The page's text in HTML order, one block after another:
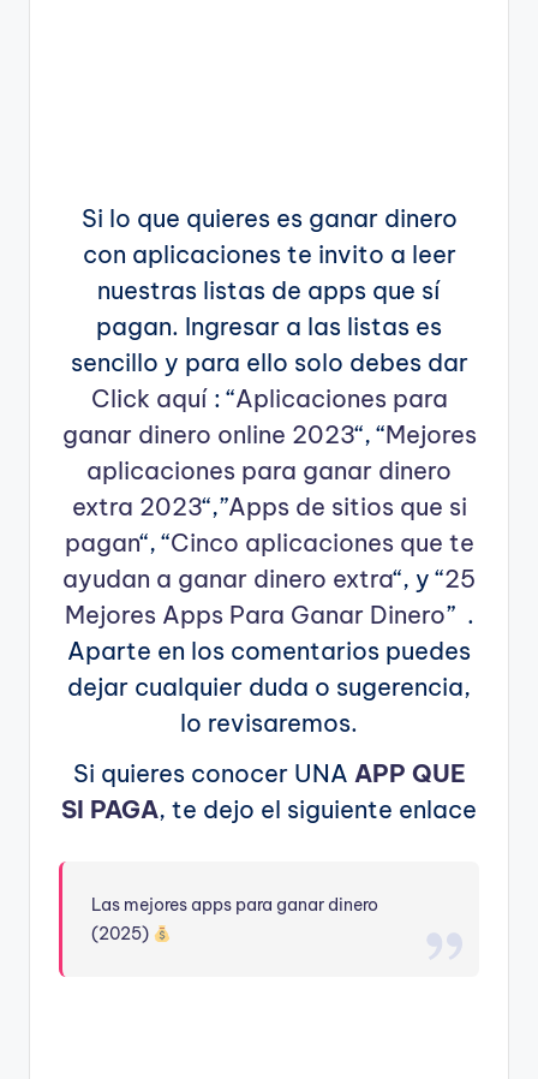
Si lo que quieres es ganar dinero
con aplicaciones te invito a leer
nuestras listas de apps que sí
pagan. Ingresar a las listas es
sencillo y para ello solo debes dar
Click aquí: “Aplicaciones para
ganar dinero online 2023“, “Mejores
aplicaciones para ganar dinero
extra 2023“,”Apps de sitios que si
pagan“, “Cinco aplicaciones que te
ayudan a ganar dinero extra“, y “25
Mejores Apps Para Ganar Dinero” .
Aparte en los comentarios puedes
dejar cualquier duda o sugerencia,
lo revisaremos.
Si quieres conocer UNA APP QUE
SI PAGA, te dejo el siguiente enlace
Las mejores apps para ganar dinero
(2025)